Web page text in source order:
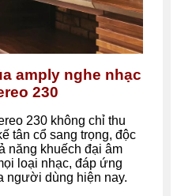
amply nghe nhạc
230
230 không chỉ thu
tân cổ sang trọng, độc
năng khuếch đại âm
loại nhạc, đáp ứng
người dùng hiện nay.